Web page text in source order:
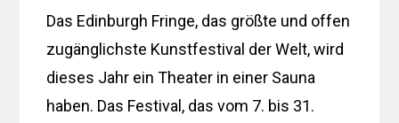
Das Edinburgh Fringe, das größte und offen
zugänglichste Kunstfestival der Welt, wird
dieses Jahr ein Theater in einer Sauna
haben. Das Festival, das vom 7. bis 31.